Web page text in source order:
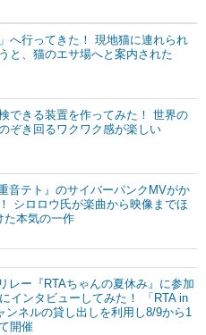
へ行ってきた！ 現地猫に連れられ
と、猫のエサ場へと案内された
できる装置を作ってみた！ 世界の
ぞき回るワクワク感が楽しい
音テト』のサイバーパンクMVがか
シロロウ氏が楽曲から映像までほ
た本気の一作
レー『RTAちゃんの夏休み』に参加
インタビューしてみた！ 「RTA in
ンネルの貸し出しを利用し8/9から1
開催